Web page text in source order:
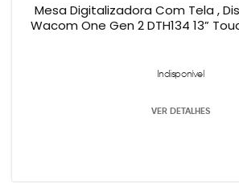
Mesa Digitalizadora Com Tela ,
Wacom One Gen 2 DTH134 13”
Indisponível
VER DETALHES